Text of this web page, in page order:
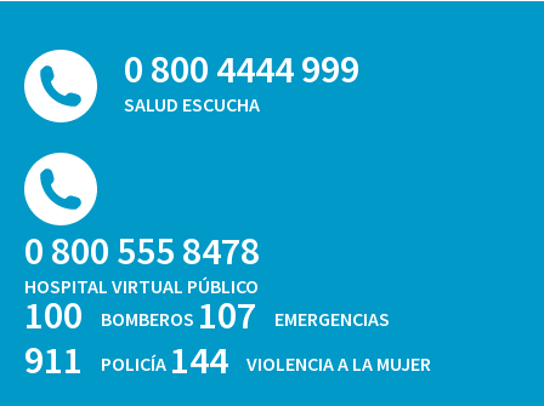
0 800 4444 999
SALUD ESCUCHA
0 800 555 8478
HOSPITAL VIRTUAL PÚBLICO
100 BOMBEROS 107 EMERGENCIAS
911 POLICÍA 144 VIOLENCIA A LA MUJER